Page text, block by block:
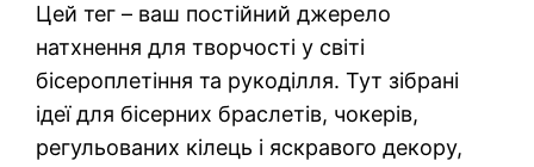
Цей тег – ваш постійний джерело
натхнення для творчості у світі
бісероплетіння та рукоділля. Тут зібрані
ідеї для бісерних браслетів, чокерів,
регульованих кілець і яскравого декору,